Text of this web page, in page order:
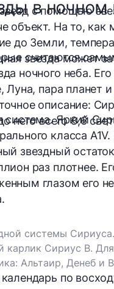
в ночном
с помощью
объект. На то, как
до Земли,
звезда может
считаются
ночного неба.
Луна, пара планет и
описание:
него всего 8,6
Яркий
класса
звездный
раз плотнее.
глазом его
системы
карлик Сириус B.
Альтаир, Денеб и
по